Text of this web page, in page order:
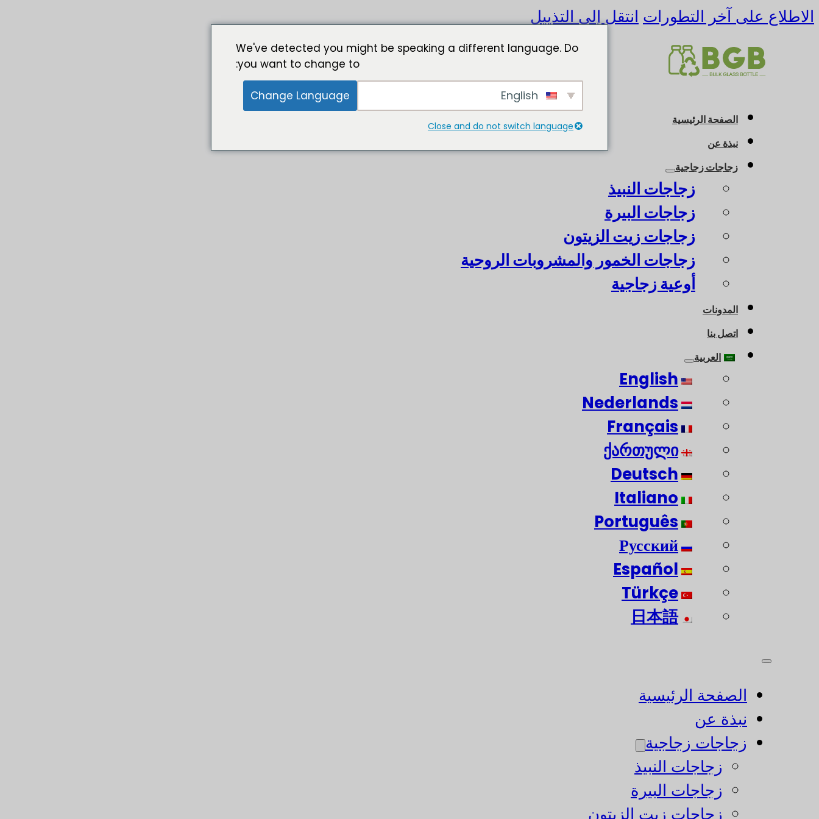
الاطلاع على آخر التطورات انتقل إلى التذييل
الصفحة الرئيسية
نبذة عن
زجاجات زجاجية
زجاجات النبيذ
زجاجات البيرة
زجاجات زيت الزيتون
زجاجات الخمور والمشروبات الروحية
أوعية زجاجية
المدونات
اتصل بنا
العربية
English
Nederlands
Français
ქართული
Deutsch
Italiano
Português
Русский
Español
Türkçe
日本語
الصفحة الرئيسية
نبذة عن
زجاجات زجاجية
زجاجات النبيذ
زجاجات البيرة
زجاجات زيت الزيتون
We've detected you might be speaking a different language. Do
you want to change to:
Change Language
Close and do not switch language